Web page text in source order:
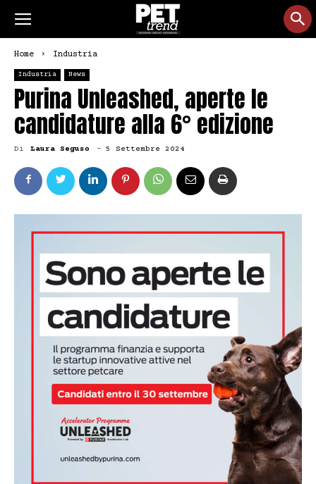
Home Industria
Industria News
Purina Unleashed, aperte le
candidature alla 6° edizione
Di Laura Seguso - 5 Settembre 2024